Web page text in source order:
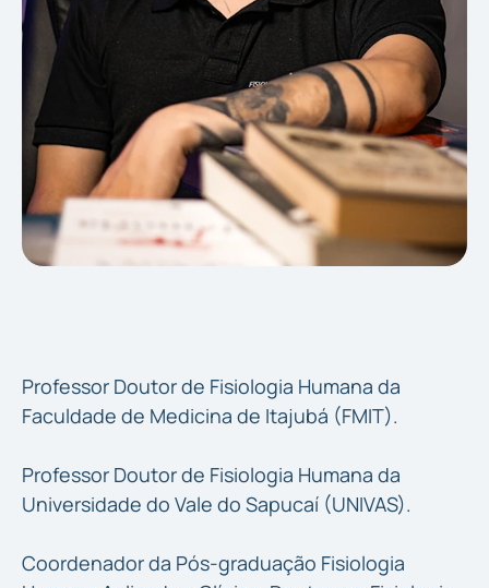
Professor Doutor de Fisiologia Humana da
Faculdade de Medicina de Itajubá (FMIT).
Professor Doutor de Fisiologia Humana da
Universidade do Vale do Sapucaí (UNIVAS).
Coordenador da Pós-graduação Fisiologia